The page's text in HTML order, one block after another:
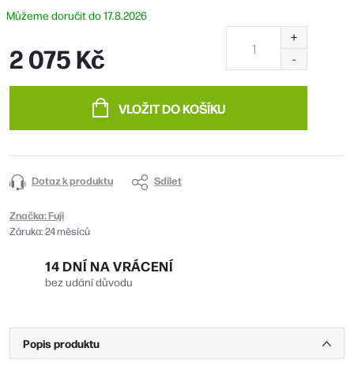
17.8.2026
2 075 Kč
VLOŽIT DO KOŠÍKU
Dotaz k produktu Sdílet
Značka:Fuji
Záruka:24 měsíců
14 DNÍ NA VRÁCENÍ
bez udání důvodu
Popis produktu